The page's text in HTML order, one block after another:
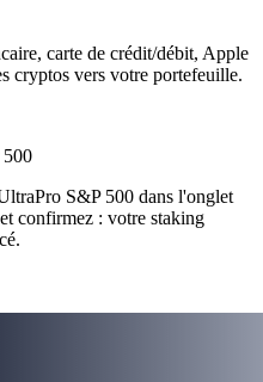
carte de crédit/débit, Apple
cryptos vers votre portefeuille.
500
S&P 500 dans l'onglet
confirmez : votre staking